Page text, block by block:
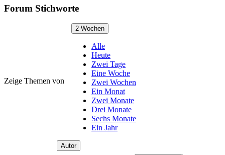
Forum Stichworte
Zeige Themen von
2 Wochen
Alle
Heute
Zwei Tage
Eine Woche
Zwei Wochen
Ein Monat
Zwei Monate
Drei Monate
Sechs Monate
Ein Jahr
Autor